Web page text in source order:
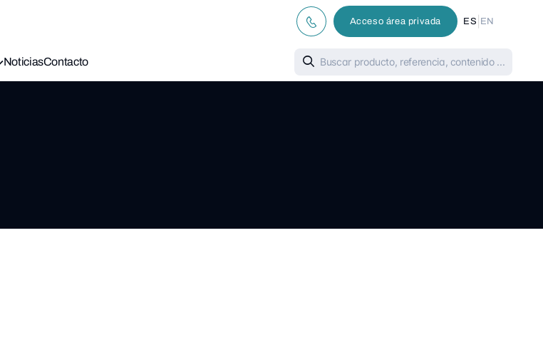
Acceso área privada ES EN
NoticiasContacto